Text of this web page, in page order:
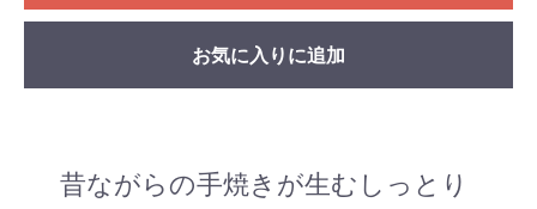
お気に入りに追加
昔ながらの手焼きが生むしっとり